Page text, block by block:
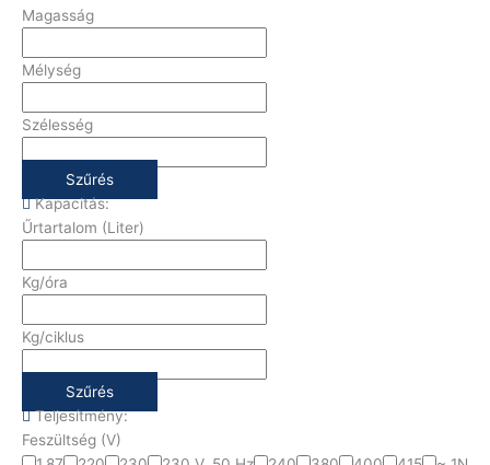
Magasság
Mélység
Szélesség
Szűrés
Kapacitás:
Űrtartalom (Liter)
Kg/óra
Kg/ciklus
Szűrés
Teljesítmény:
Feszültség (V)